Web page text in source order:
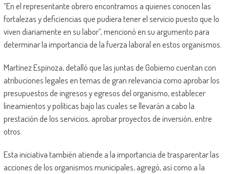
“En el representante obrero encontramos a quienes conocen las
fortalezas y deficiencias que pudiera tener el servicio puesto que lo
viven diariamente en su labor”, mencionó en su argumento para
determinar la importancia de la fuerza laboral en estos organismos.
Martínez Espinoza, detalló que las juntas de Gobierno cuentan con
atribuciones legales en temas de gran relevancia como aprobar los
presupuestos de ingresos y egresos del organismo, establecer
lineamientos y políticas bajo las cuales se llevarán a cabo la
prestación de los servicios, aprobar proyectos de inversión, entre
otros.
Esta iniciativa también atiende a la importancia de trasparentar las
acciones de los organismos municipales, agregó, así como a la